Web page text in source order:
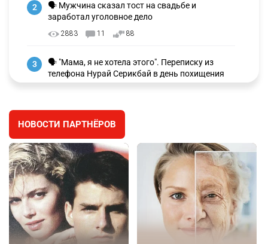
2
🗣 Мужчина сказал тост на свадьбе и
заработал уголовное дело
2883 11 88
3
🗣 "Мама, я не хотела этого". Переписку из
телефона Нурай Серикбай в день похищения
зачитали в суде
⚠️ Доброе утро, друзья! Предлагаем обзор
главных новостей за 4 августа
2701 0 1
5
🗣Глава государства направил телеграмму
соболезнования родным и близким Халық
қаһарманы Ивана Гапича
2706 2 42
НОВОСТИ ПАРТНЁРОВ